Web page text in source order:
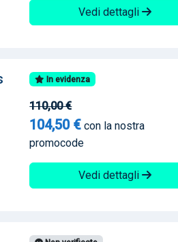
Vedi dettagli
In evidenza
110,00 €
104,50 € con la nostra
promocode
Vedi dettagli